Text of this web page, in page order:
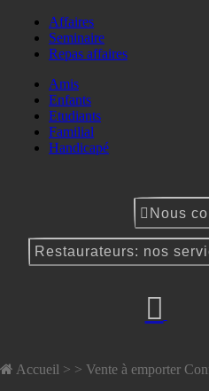
Affaires
Seminaire
Repas affaires
Amis
Enfants
Etudiants
Familial
Handicapé
Nous
Restaurateurs: nos
Accueil > > Vente à emporter